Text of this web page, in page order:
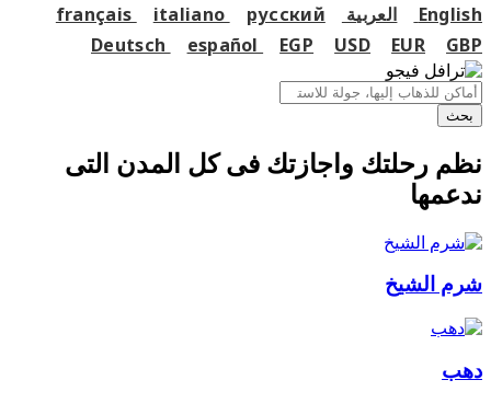
English العربية français italiano
русский
Deutsch
español EGP USD EUR GBP
بحث
نظم رحلتك واجازتك فى كل المدن التى
ندعمها
شرم الشيخ
دهب